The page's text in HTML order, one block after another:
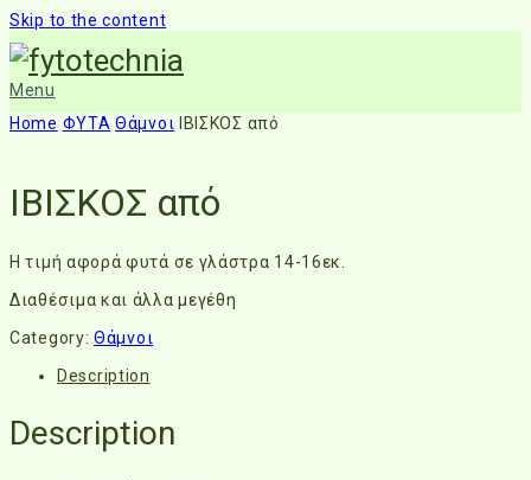
Skip to the content
Menu
Home ΦΥΤΑ Θάμνοι ΙΒΙΣΚΟΣ από
ΙΒΙΣΚΟΣ από
Η τιμή αφορά φυτά σε γλάστρα 14-16εκ.
Διαθέσιμα και άλλα μεγέθη
Category: Θάμνοι
Description
Description